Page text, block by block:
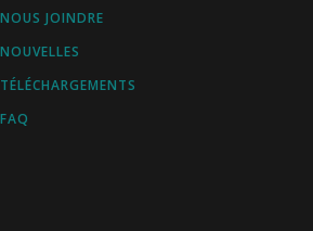
NOUS JOINDRE
NOUVELLES
TÉLÉCHARGEMENTS
FAQ